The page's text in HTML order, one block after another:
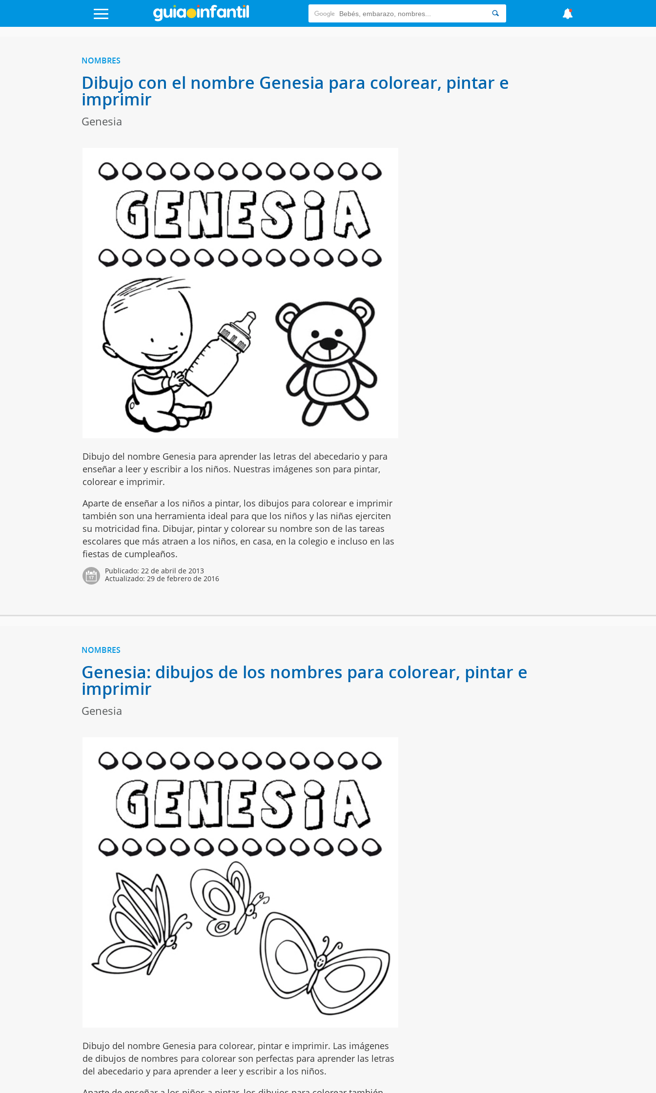
NOMBRES
Dibujo con el nombre Genesia para colorear, pintar e
imprimir
Genesia
Dibujo del nombre Genesia para aprender las letras del abecedario y para
enseñar a leer y escribir a los niños. Nuestras imágenes son para pintar,
colorear e imprimir.
Aparte de enseñar a los niños a pintar, los dibujos para colorear e imprimir
también son una herramienta ideal para que los niños y las niñas ejerciten
su motricidad fina. Dibujar, pintar y colorear su nombre son de las tareas
escolares que más atraen a los niños, en casa, en la colegio e incluso en las
fiestas de cumpleaños.
Publicado:22 de abril de 2013
Actualizado:29 de febrero de 2016
NOMBRES
Genesia: dibujos de los nombres para colorear, pintar e
imprimir
Genesia
Dibujo del nombre Genesia para colorear, pintar e imprimir. Las imágenes
de dibujos de nombres para colorear son perfectas para aprender las letras
del abecedario y para aprender a leer y escribir a los niños.